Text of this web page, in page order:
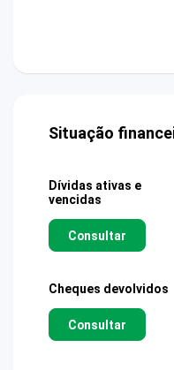
Situação
Dívidas ativas e
vencidas
Consultar
Cheques devolvidos
Consultar